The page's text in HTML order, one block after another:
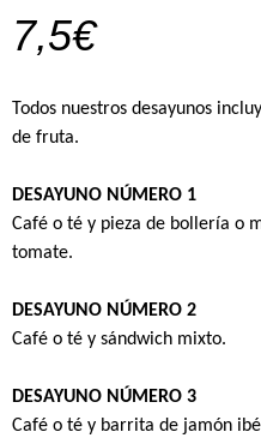
7,5€
Todos nuestros desayunos
de fruta.
DESAYUNO NÚMERO 1
Café o té y pieza de bollería o
tomate.
DESAYUNO NÚMERO 2
Café o té y sándwich mixto.
DESAYUNO NÚMERO 3
Café o té y barrita de jamón